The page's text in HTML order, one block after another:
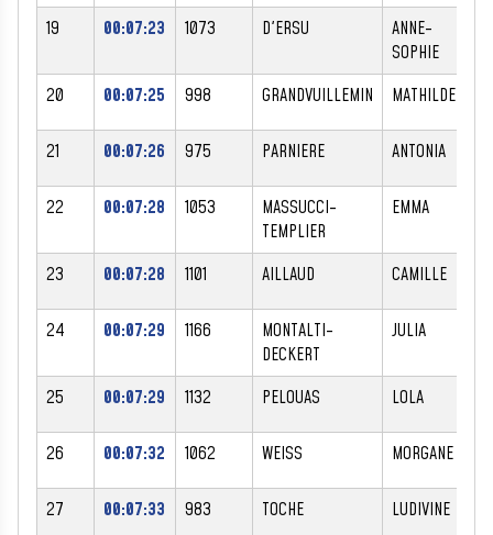
19 00:07:23 1073 D'ERSU
ANNE-
SOPHIE
20 00:07:25 998 GRANDVUILLEMIN MATHILDE
21 00:07:26 975 PARNIERE ANTONIA
22 00:07:28 1053
MASSUCCI-
TEMPLIER
EMMA
23 00:07:28 1101 AILLAUD CAMILLE
24 00:07:29 1166
MONTALTI-
DECKERT
JULIA
25 00:07:29 1132 PELOUAS LOLA
26 00:07:32 1062 WEISS MORGANE
27 00:07:33 983 TOCHE LUDIVINE